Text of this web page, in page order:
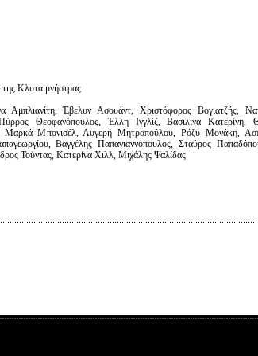
Κλυταιμνήστρας
Αμπλιανίτη, Έβελυν Ασουάντ, Χριστόφορος Βογιατζής,
Θεοφανόπουλος, Έλλη Ιγγλίζ, Βασιλίνα Κατερίνη,
Μαρκά Μπονισέλ, Λυγερή Μητροπούλου, Ρόζυ Μονάκη,
Βαγγέλης Παπαγιαννόπουλος, Σταύρος
Τούντας, Κατερίνα Χιλλ, Μιχάλης Ψαλίδας